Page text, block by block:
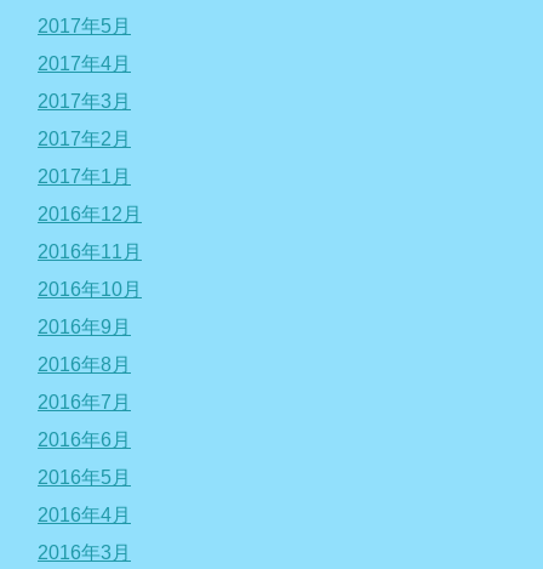
2017年5月
2017年4月
2017年3月
2017年2月
2017年1月
2016年12月
2016年11月
2016年10月
2016年9月
2016年8月
2016年7月
2016年6月
2016年5月
2016年4月
2016年3月